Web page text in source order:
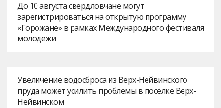
До 10 августа свердловчане могут
зарегистрироваться на открытую программу
«Горожане» в рамках Международного фестиваля
молодежи
Увеличение водосброса из Верх-Нейвинского
пруда может усилить проблемы в посёлке Верх-
Нейвинском